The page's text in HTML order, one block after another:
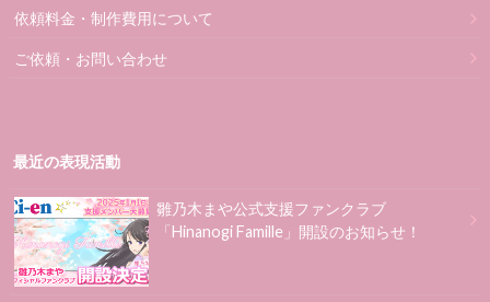
依頼料金・制作費用について
ご依頼・お問い合わせ
最近の表現活動
雛乃木まや公式支援ファンクラブ
「Hinanogi Famille」開設のお知らせ！